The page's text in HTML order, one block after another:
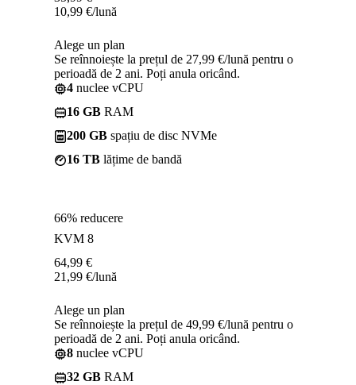
10,99 €/lună
Alege un plan
Se reînnoiește la prețul de 27,99 €/lună pentru o
perioadă de 2 ani. Poți anula oricând.
4 nuclee vCPU
16 GB RAM
200 GB spațiu de disc NVMe
16 TB lățime de bandă
66% reducere
KVM 8
64,99 €
21,99 €/lună
Alege un plan
Se reînnoiește la prețul de 49,99 €/lună pentru o
perioadă de 2 ani. Poți anula oricând.
8 nuclee vCPU
32 GB RAM